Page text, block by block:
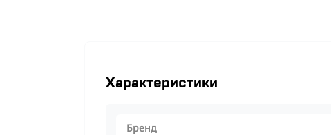
Характеристики
Бренд